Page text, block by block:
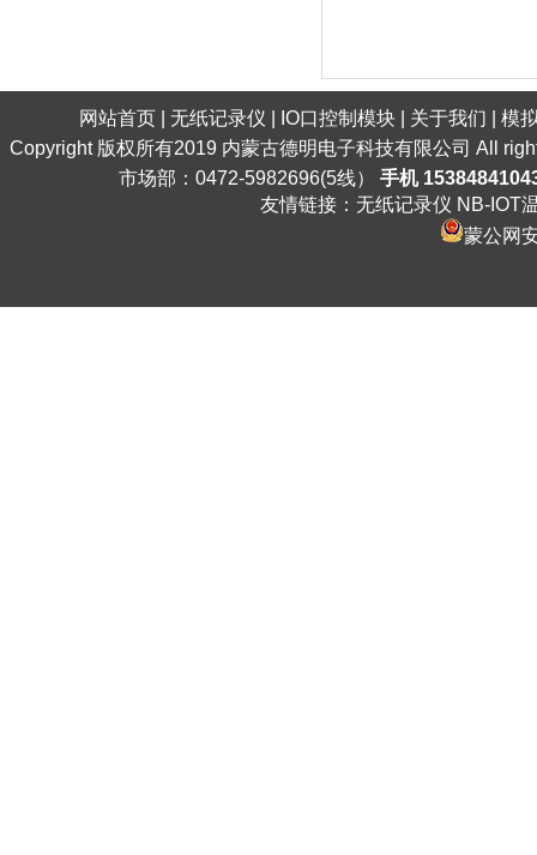
网站首页 无纸记录仪 IO口控制模块 关于我们
模
Copyright 版权所有2019 内蒙古德明电子科技有限公司 All
市场部：0472-5982696(5线） 手机
友情链接： 无纸记录仪 NB-IOT
蒙公网